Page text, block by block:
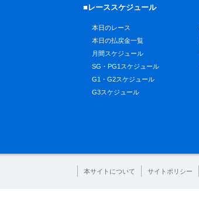
■レーススケジュール
本日のレース
本日の払戻金一覧
月間スケジュール
SG・PG1スケジュール
G1・G2スケジュール
G3スケジュール
本サイトについて サイトポリシー